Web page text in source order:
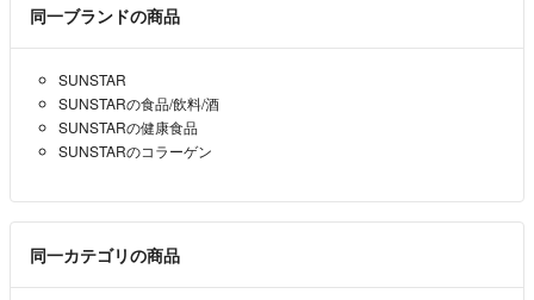
同一ブランドの商品
SUNSTAR
SUNSTARの食品/飲料/酒
SUNSTARの健康食品
SUNSTARのコラーゲン
同一カテゴリの商品